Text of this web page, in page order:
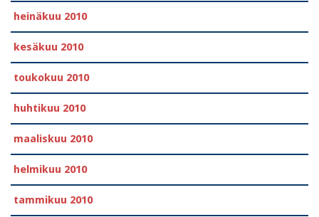
heinäkuu 2010
kesäkuu 2010
toukokuu 2010
huhtikuu 2010
maaliskuu 2010
helmikuu 2010
tammikuu 2010